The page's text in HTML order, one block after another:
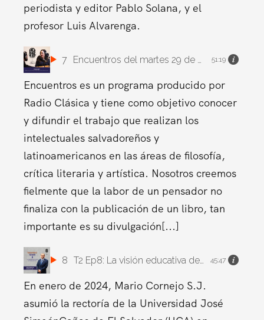
periodista y editor Pablo Solana, y el
profesor Luis Alvarenga.
7 51:19
Encuentros es un programa producido por
Radio Clásica y tiene como objetivo conocer
y difundir el trabajo que realizan los
intelectuales salvadoreños y
latinoamericanos en las áreas de filosofía,
crítica literaria y artística. Nosotros creemos
fielmente que la labor de un pensador no
finaliza con la publicación de un libro, tan
importante es su divulgación[...]
8 T2 Ep8: La visión educativa de un joven rector 45:47
En enero de 2024, Mario Cornejo S.J.
asumió la rectoría de la Universidad José